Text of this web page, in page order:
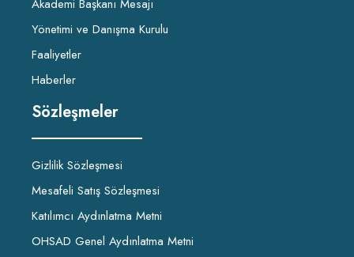
Akademi Başkanı Mesajı
Yönetimi ve Danışma Kurulu
Faaliyetler
Haberler
Sözleşmeler
Gizlilik Sözleşmesi
Mesafeli Satış Sözleşmesi
Katılımcı Aydınlatma Metni
OHSAD Genel Aydınlatma Metni